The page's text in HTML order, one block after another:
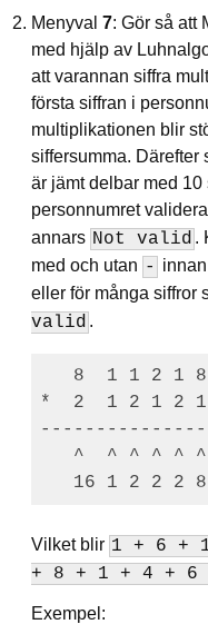
Menyval7: Gör så att
med hjälp av
att varannan siffra
första siffran i
multiplikationen blir
siffersumma. Därefter
är jämt delbar med
personnumret
annars Not valid .
med och utan -
eller för många siffror
valid .
8  1 1 2 1
*  2  1 2 1 2
^  ^ ^ ^ ^
Vilket blir 1 + 6 +
+ 8 + 1 + 4 + 6
Exempel: